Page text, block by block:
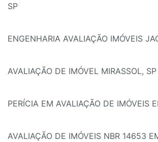
SP
ENGENHARIA AVALIAÇÃO IMÓVEIS
AVALIAÇÃO DE IMÓVEL MIRASSOL, SP
PERÍCIA EM AVALIAÇÃO DE IMÓVEIS
AVALIAÇÃO DE IMÓVEIS NBR 14653